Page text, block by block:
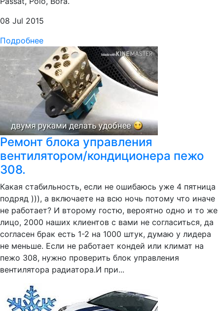
08 Jul 2015
Подробнее
Ремонт блока управления
вентилятором/кондиционера пежо
308.
Какая стабильность, если не ошибаюсь уже 4 пятница
подряд ))), а включаете на всю ночь потому что иначе
не работает? И второму гостю, вероятно одно и то же
лицо, 2000 наших клиентов с вами не согласиться, да
согласен брак есть 1-2 на 1000 штук, думаю у лидера
не меньше. Если не работает кондей или климат на
пежо 308, нужно проверить блок управления
вентилятора радиатора.И при...